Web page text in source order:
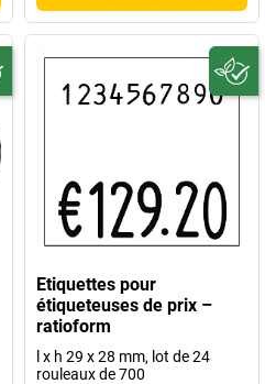
Etiquettes pour
étiqueteuses de prix –
ratioform
l x h 29 x 28 mm, lot de 24
rouleaux de 700